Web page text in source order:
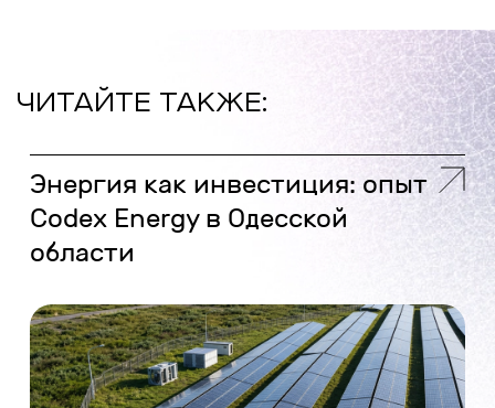
ЧИТАЙТЕ ТАКЖЕ:
Энергия как инвестиция: опыт
Codex Energy в Одесской
области